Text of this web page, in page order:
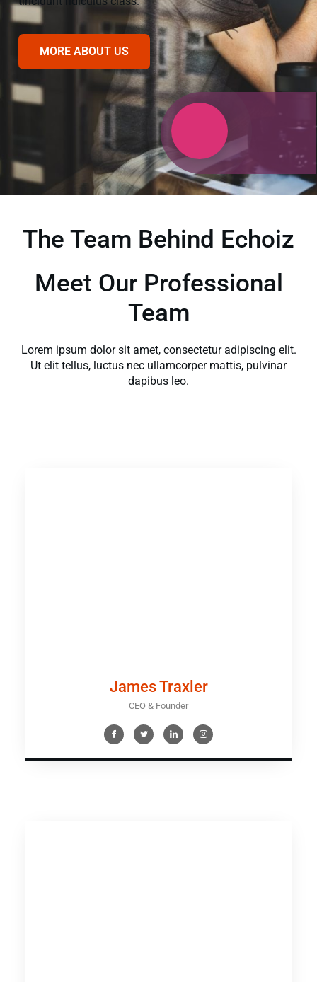
MORE ABOUT US
The Team Behind Echoiz
Meet Our Professional
Team
Lorem ipsum dolor sit amet, consectetur adipiscing elit.
Ut elit tellus, luctus nec ullamcorper mattis, pulvinar
dapibus leo.
James Traxler
CEO & Founder